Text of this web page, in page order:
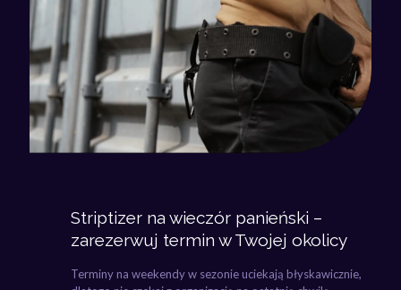
Striptizer na wieczór panieński –
zarezerwuj termin w Twojej okolicy
Terminy na weekendy w sezonie uciekają błyskawicznie,